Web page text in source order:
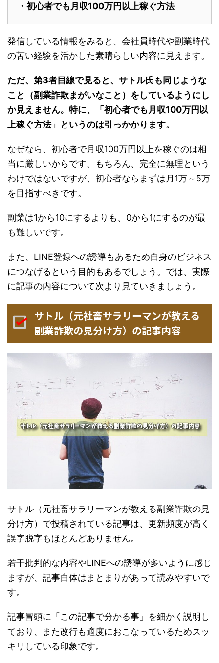
・初心者でも月収100万円以上稼ぐ方法
発信している情報をみると、会社員時代や副業時代
の苦い経験を活かした素晴らしい内容に見えます。
ただ、第3者目線で見ると、サトル氏も同じような
こと（副業詐欺まがいなこと）をしているようにし
か見えません。特に、「初心者でも月収100万円以
上稼ぐ方法」というのは引っかかります。
なぜなら、初心者で月収100万円以上を稼ぐのは相
当に厳しいからです。もちろん、完全に無理という
わけではないですが、初心者ならまずは月1万～5万
を目指すべきです。
副業は1から10にするよりも、0から1にするのが最
も難しいです。
また、LINE登録への誘導もあるため自身のビジネス
につなげるという目的もあるでしょう。では、実際
に記事の内容について次より見ていきましょう。
サトル（元社畜サラリーマンが教える
副業詐欺の見分け方）の記事内容
サトル（元社畜サラリーマンが教える副業詐欺の見
分け方）で投稿されている記事は、更新頻度が高く
誤字脱字もほとんどありません。
若干批判的な内容やLINEへの誘導が多いように感じ
ますが、記事自体はまとまりがあって読みやすいで
す。
記事冒頭に「この記事で分かる事」を細かく説明し
ており、また改行も適度におこなっているためスッ
キリしている印象です。